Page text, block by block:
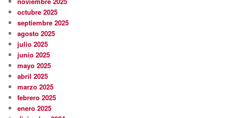
octubre 2025
septiembre 2025
agosto 2025
julio 2025
junio 2025
mayo 2025
abril 2025
marzo 2025
febrero 2025
enero 2025